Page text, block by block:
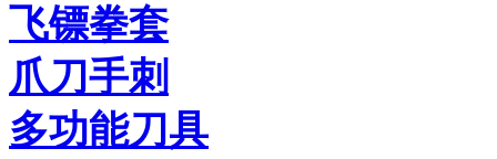
飞镖拳套
爪刀手刺
多功能刀具